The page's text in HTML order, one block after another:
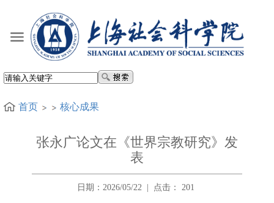
首页 核心成果
张永广论文在《世界宗教研究》发
表
日期：2026/05/22 点击： 201